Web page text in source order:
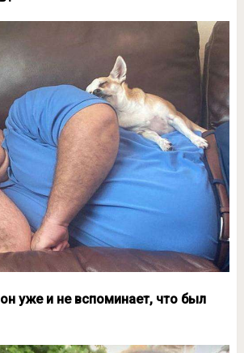
уже и не вспоминает, что был